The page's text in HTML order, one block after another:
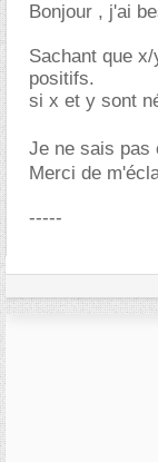
Bonjour , j'ai
Sachant que
positifs.
si x et y sont
Je ne sais pas
Merci de
-----